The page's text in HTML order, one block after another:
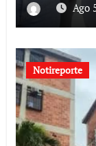
Ago
Notireporte